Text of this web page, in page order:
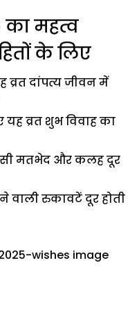
का महत्व
के लिए
व्रत दांपत्य जीवन में
व्रत शुभ विवाह का
मतभेद और कलह दूर
वाली रुकावटें दूर होती